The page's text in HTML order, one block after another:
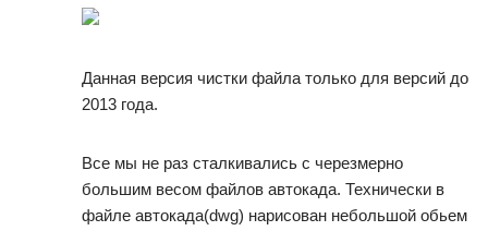
Данная версия чистки файла только для версий до
2013 года.
Все мы не раз сталкивались с черезмерно
большим весом файлов автокада. Технически в
файле автокада(dwg) нарисован небольшой обьем